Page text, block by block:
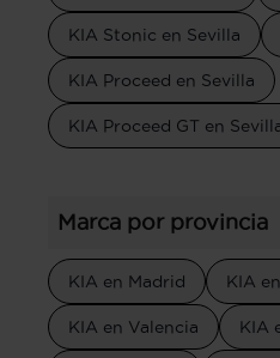
KIA Stonic en Sevilla
KIA Proceed en Sevilla
KIA Proceed GT en
Marca por provincia
KIA en Madrid KIA
KIA en Valencia KIA